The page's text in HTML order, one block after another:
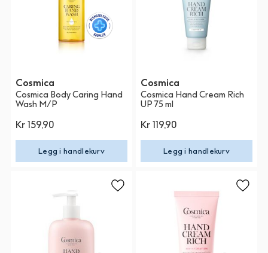
Cosmica
Cosmica Body Caring Hand
Wash M/P
Kr 159,90
Legg i handlekurv
Cosmica
Cosmica Hand Cream Rich
UP 75 ml
Kr 119,90
Legg i handlekurv